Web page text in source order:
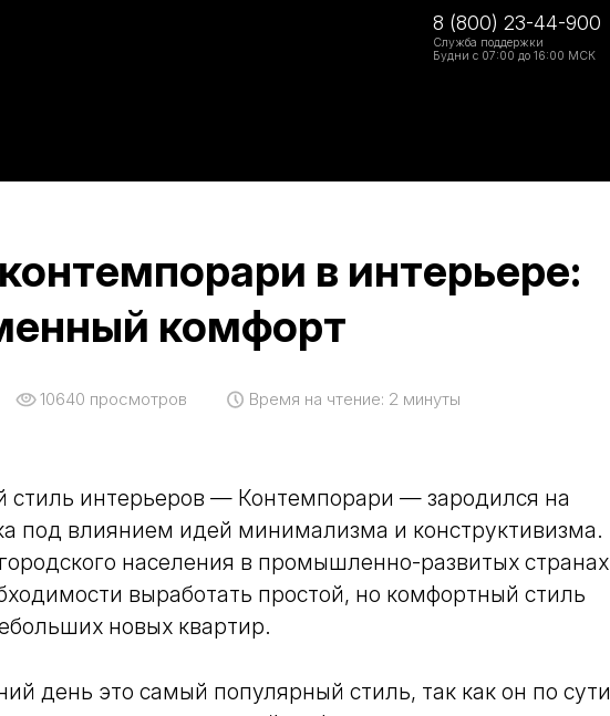
8 (800) 23-44-900
Служба поддержки
Будни с 07:00 до 16:00 МСК
в интерьере:
комфорт
10640 просмотров Время на чтение: 2 минуты
стиль интерьеров — Контемпорари — зародился на
под влиянием идей минимализма и конструктивизма.
населения в промышленно-развитых странах
выработать простой, но комфортный стиль
новых квартир.
день это самый популярный стиль, так как он по сути